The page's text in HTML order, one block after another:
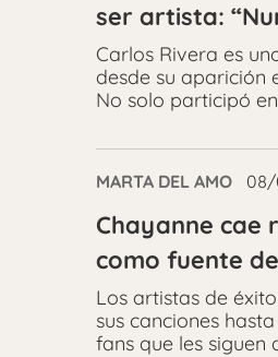
ser artista:
Carlos Rivera es
desde su aparición
No solo participó
MARTA DEL AMO
Chayanne cae
como fuente
Los artistas de
sus canciones
fans que les siguen